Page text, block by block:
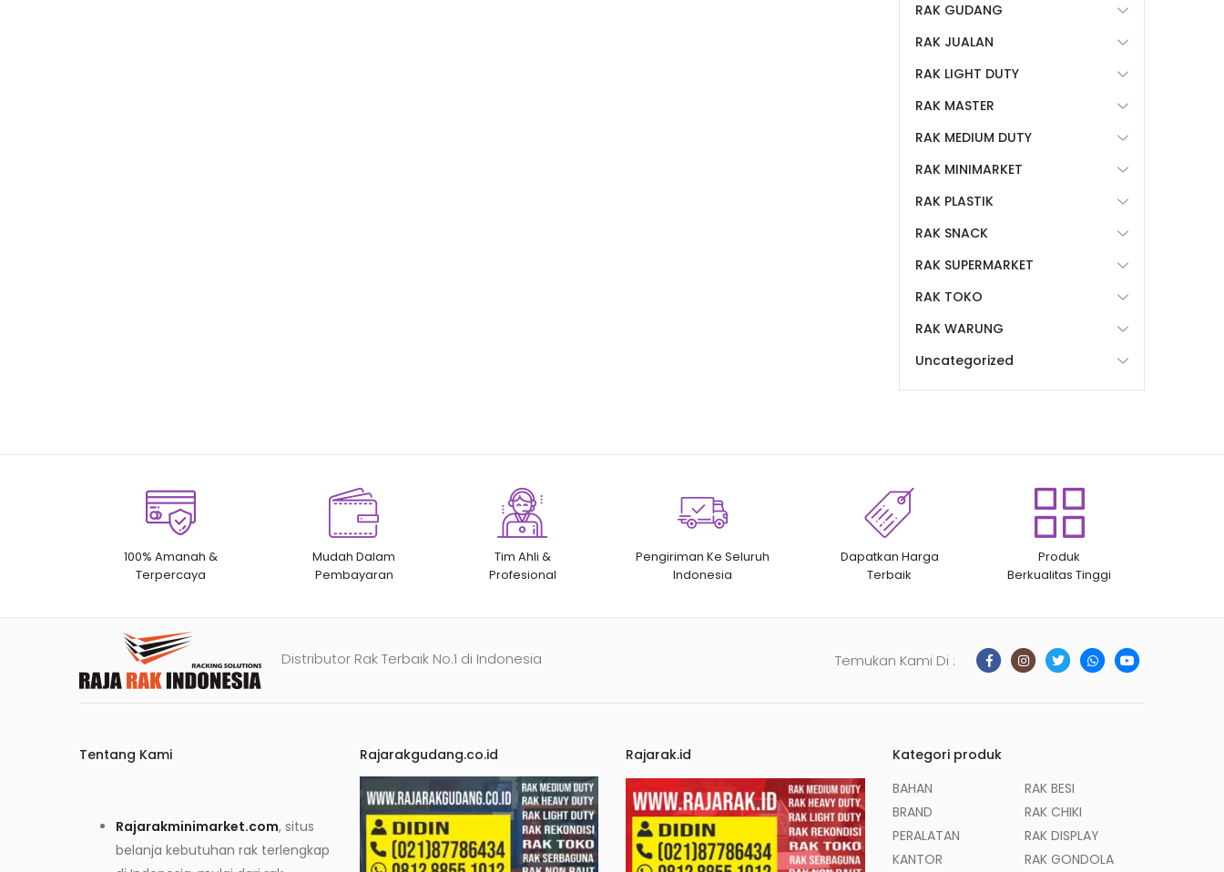
RAK GUDANG
RAK JUALAN
RAK LIGHT DUTY
RAK MASTER
RAK MEDIUM DUTY
RAK MINIMARKET
RAK PLASTIK
RAK SNACK
RAK SUPERMARKET
RAK TOKO
RAK WARUNG
Uncategorized
100% Amanah &
Terpercaya
Mudah Dalam
Pembayaran
Tim Ahli &
Profesional
Pengiriman Ke Seluruh
Indonesia
Dapatkan Harga
Terbaik
Produk
Berkualitas Tinggi
Distributor Rak Terbaik No.1 di Indonesia Temukan Kami Di :
Tentang Kami
Rajarakminimarket.com, situs
belanja kebutuhan rak terlengkap
Rajarakgudang.co.id Rajarak.id
Kategori produk
BAHAN
BRAND
PERALATAN
KANTOR
RAK BESI
RAK CHIKI
RAK DISPLAY
RAK GONDOLA